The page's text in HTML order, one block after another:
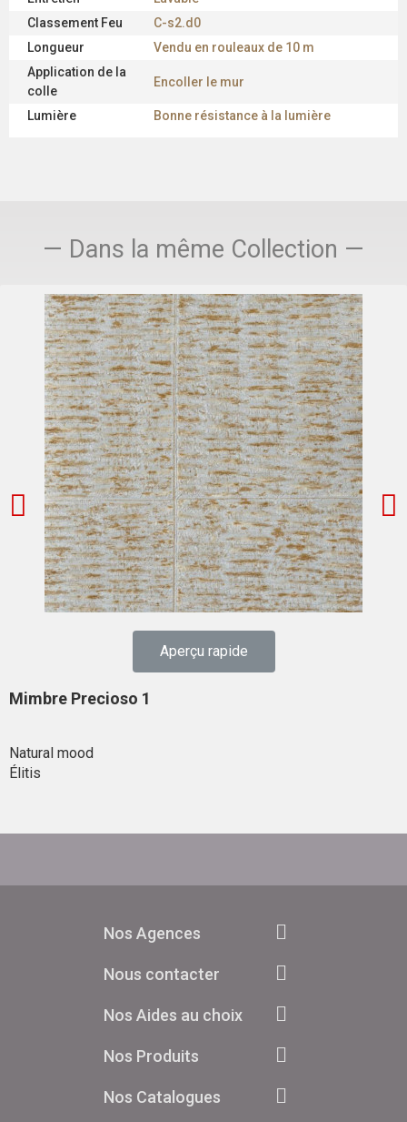
Classement Feu
C-s2.d0
Longueur
Vendu en rouleaux de 10 m
Application de la
colle
Encoller le mur
Lumière Bonne résistance à la lumière
— Dans la même Collection —
Aperçu rapide
Mimbre Precioso 1
Natural mood
Élitis
Nos Agences
Nous contacter
Nos Aides au choix
Nos Produits
Nos Catalogues